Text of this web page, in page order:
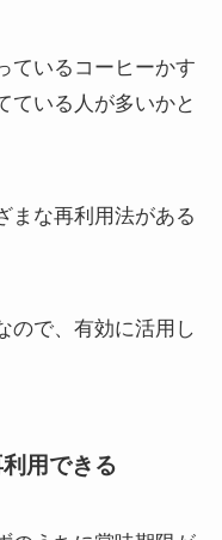
ているコーヒーかす
ている人が多いかと
まな再利用法がある
ので、有効に活用し
用できる